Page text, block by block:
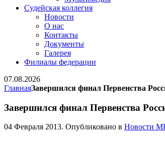
Судейская коллегия
Новости
О нас
Контакты
Документы
Галерея
Филиалы федерации
07.08.2026
ГлавнаяЗавершился финал Первенства
Завершился финал Первенства
04 Февраля 2013. Опубликовано в Новости